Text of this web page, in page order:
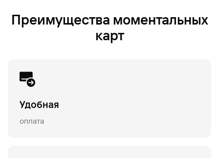
Преимущества моментальных
карт
Удобная
оплата